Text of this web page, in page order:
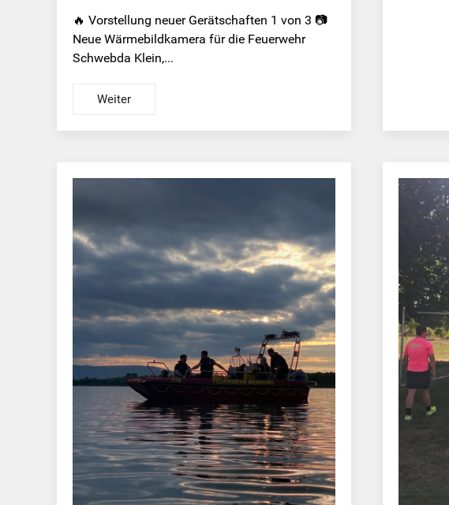
🔥 Vorstellung neuer Gerätschaften 1 von 3 📷
Neue Wärmebildkamera für die Feuerwehr
Schwebda Klein,...
Weiter